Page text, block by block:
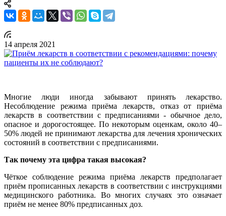
14 апреля 2021
Многие люди иногда забывают принять лекарство.
Несоблюдение режима приёма лекарств, отказ от приёма
лекарств в соответствии с предписаниями - обычное дело,
опасное и дорогостоящее. По некоторым оценкам, около 40–
50% людей не принимают лекарства для лечения хронических
состояний в соответствии с предписаниями.
Так почему эта цифра такая высокая?
Чёткое соблюдение режима приёма лекарств предполагает
приём прописанных лекарств в соответствии с инструкциями
медицинского работника. Во многих случаях это означает
приём не менее 80% предписанных доз.